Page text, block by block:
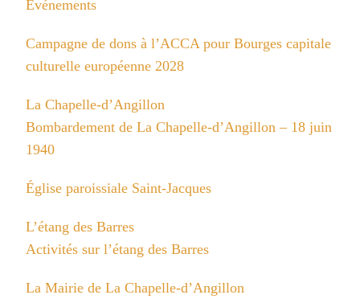
Événements
Campagne de dons à l’ACCA pour Bourges capitale
culturelle européenne 2028
La Chapelle-d’Angillon
Bombardement de La Chapelle-d’Angillon – 18 juin
1940
Église paroissiale Saint-Jacques
L’étang des Barres
Activités sur l’étang des Barres
La Mairie de La Chapelle-d’Angillon